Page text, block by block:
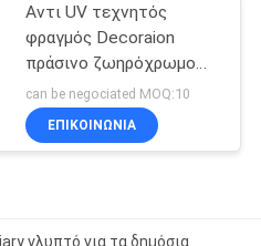
Αντι UV τεχνητός
φραγμός Decoraion
πράσινο ζωηρόχρωμο
Vibe καταστημάτων
συνήθειας τοίχων
εγκαταστάσεων
can be negociated MOQ:10
ΕΠΙΚΟΙΝΩΝΊΑ
γλυπτό για τα δημόσια